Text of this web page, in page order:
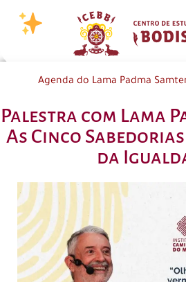
Agenda do Lama Padma
Palestra com Lama
As Cinco
da